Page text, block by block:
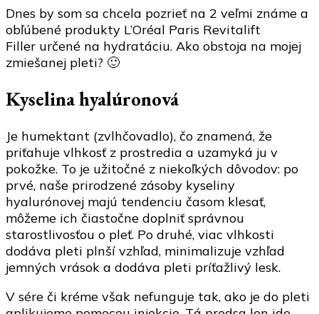
L’Oréal
Paris
Revitalift
Filler
Dnes by som sa chcela pozrieť na 2 veľmi známe a
obľúbené produkty L’Oréal Paris Revitalift
Filler určené na hydratáciu. Ako obstoja na mojej
zmiešanej pleti? 🙂
Kyselina hyalúronová
Je humektant (zvlhčovadlo), čo znamená, že
priťahuje vlhkosť z prostredia a uzamyká ju v
pokožke. To je užitočné z niekoľkých dôvodov: po
prvé, naše prirodzené zásoby kyseliny
hyalurónovej majú tendenciu časom klesať,
môžeme ich čiastočne doplniť správnou
starostlivosťou o pleť. Po druhé, viac vlhkosti
dodáva pleti plnší vzhľad, minimalizuje vzhľad
jemných vrások a dodáva pleti príťažlivý lesk.
V sére či kréme však nefunguje tak, ako je do pleti